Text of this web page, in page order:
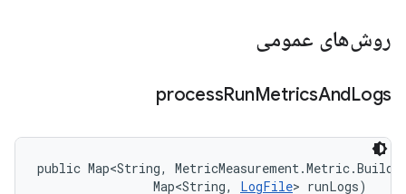
روش‌های عمومی
processRunMetricsAndLogs
public Map<String,
                Map<String,
LogFile> runLogs)